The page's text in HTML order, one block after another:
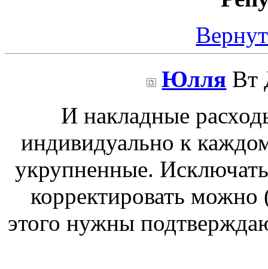
Юлля Вт
И накладные
индивидуально к
укрупненные.
корректировать можно
этого нужны